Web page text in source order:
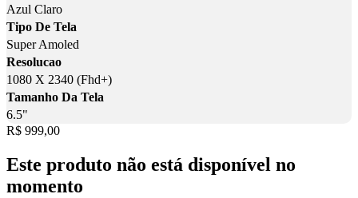
Azul Claro
Tipo De Tela
Super Amoled
Resolucao
1080 X 2340 (Fhd+)
Tamanho Da Tela
6.5"
Price:
R$ 999,00
Este produto não está disponível no
momento